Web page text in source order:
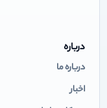
درباره
درباره ما
اخبار